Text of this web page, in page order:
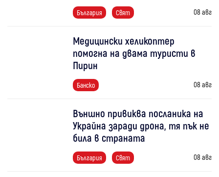
България Свят 08 авг
Медицински хеликоптер
помогна на двама туристи в
Пирин
Банско 08 авг
Външно привиква посланика на
Украйна заради дрона, тя пък не
била в страната
България Свят 08 авг